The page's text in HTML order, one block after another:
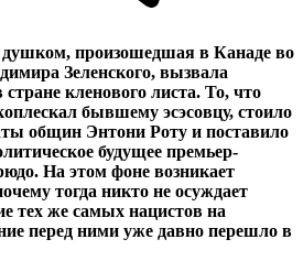
душком, произошедшая в Канаде во
Зеленского, вызвала
кленового листа. То, что
бывшему эсэсовцу, стоило
общин Энтони Роту и поставило
будущее премьер-
На этом фоне возникает
тогда никто не осуждает
тех же самых нацистов на
перед ними уже давно перешло в